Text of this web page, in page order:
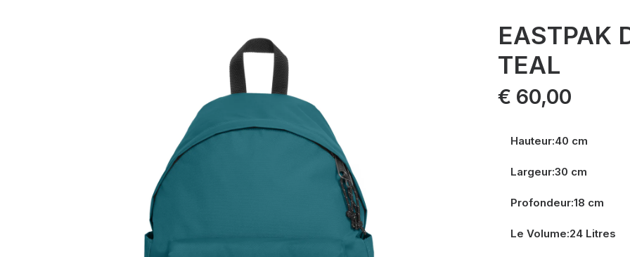
EASTPAK
TEAL
€ 60,00
Hauteur:40 cm
Largeur:30 cm
Profondeur:18 cm
Le Volume:24 Litres